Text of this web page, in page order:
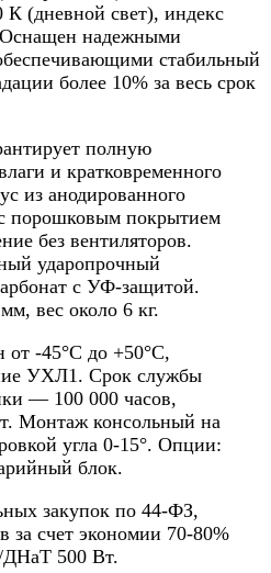
(дневной свет), индекс
Оснащен надежными
стабильный
более 10% за весь срок
полную
и кратковременного
из анодированного
порошковым покрытием
без вентиляторов.
ударопрочный
с УФ-защитой.
вес около 6 кг.
-45°C до +50°C,
УХЛ1. Срок службы
— 100 000 часов,
Монтаж консольный на
угла 0-15°. Опции:
блок.
закупок по 44-ФЗ,
за счет экономии 70-80%
ДНаТ 500 Вт.